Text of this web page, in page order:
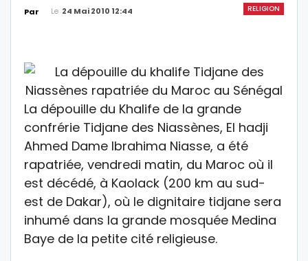
RELIGION
Par Le 24 Mai 2010 12:44
La dépouille du Khalife de la grande
confrérie Tidjane des Niassènes, El hadji
Ahmed Dame Ibrahima Niasse, a été
rapatriée, vendredi matin, du Maroc où il
est décédé, à Kaolack (200 km au sud-
est de Dakar), où le dignitaire tidjane sera
inhumé dans la grande mosquée Medina
Baye de la petite cité religieuse.